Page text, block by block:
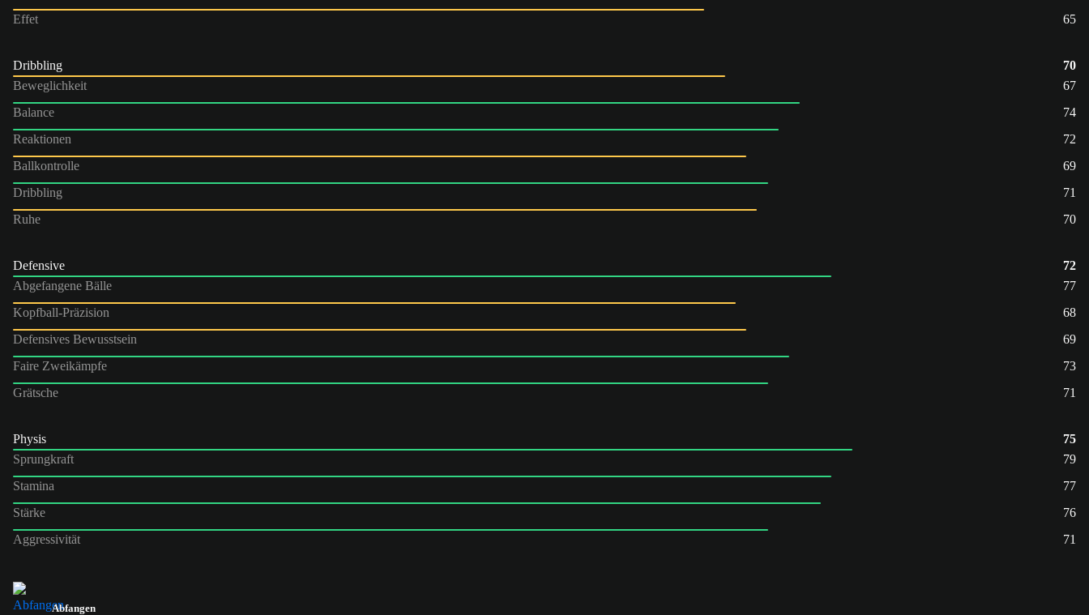
Effet
65
Dribbling
70
Beweglichkeit
67
Balance
74
Reaktionen
72
Ballkontrolle
69
Dribbling
71
Ruhe
70
Defensive
72
Abgefangene Bälle
77
Kopfball-Präzision
68
Defensives Bewusstsein
69
Faire Zweikämpfe
73
Grätsche
71
Physis
75
Sprungkraft
79
Stamina
77
Stärke
76
Aggressivität
71
Abfangen